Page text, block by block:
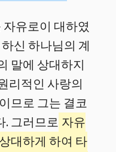
유로이 대하였
신 하나님의 계
말에 상대하지
리적인 사랑의
므로 그는 결코
. 그러므로 자유
대하게 하여 타